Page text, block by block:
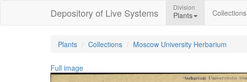
Depository of Live Systems Division
Plants Collections
Plants Collections Moscow University Herbarium
Full image